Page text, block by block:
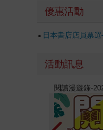
宇宙裡，獵人
後果是好是壞
《三體》帶有一
己的印記，或如
優惠活動
日本書店店員票
活動訊息
教場電影版